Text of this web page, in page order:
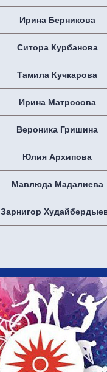
Ирина Берникова
Ситора Курбанова
Тамила Кучкарова
Ирина Матросова
Вероника Гришина
Юлия Архипова
Мавлюда Мадалиева
Зарнигор